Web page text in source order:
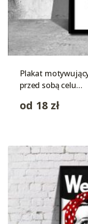
Plakat
przed sobą celu…
od 18 zł